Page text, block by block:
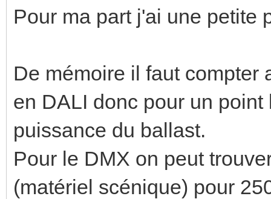
Pour ma part j'ai une petite
De mémoire il faut compter
en DALI donc pour un
puissance du ballast.
Pour le DMX on peut
(matériel scénique) pour